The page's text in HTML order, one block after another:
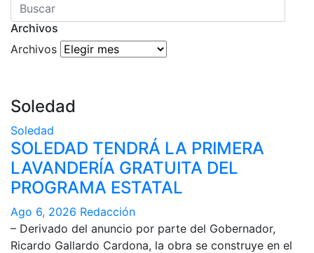
Archivos
Archivos
Soledad
Soledad
SOLEDAD TENDRÁ LA PRIMERA
LAVANDERÍA GRATUITA DEL
PROGRAMA ESTATAL
Ago 6, 2026 Redacción
– Derivado del anuncio por parte del Gobernador,
Ricardo Gallardo Cardona, la obra se construye en el